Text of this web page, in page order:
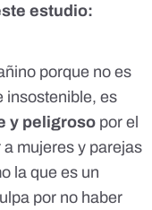
estudio:
porque no es
insostenible, es
y peligroso por el
mujeres y parejas
la que es un
por no haber